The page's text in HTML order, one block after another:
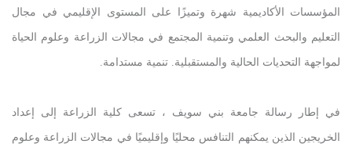
المؤسسات الأكاديمية شهرة وتميزًا على المستوى الإقليمي في مجال
التعليم والبحث العلمي وتنمية المجتمع في مجالات الزراعة وعلوم الحياة
لمواجهة التحديات الحالية والمستقبلية. تنمية مستدامة.
في إطار رسالة جامعة بني سويف ، تسعى كلية الزراعة إلى إعداد
الخريجين الذين يمكنهم التنافس محليًا وإقليميًا في مجالات الزراعة وعلوم